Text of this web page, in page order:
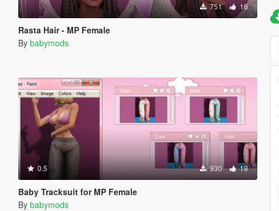
751 16
Rasta Hair - MP Female
By babymods
0.5 930 19
Baby Tracksuit for MP Female
By babymods